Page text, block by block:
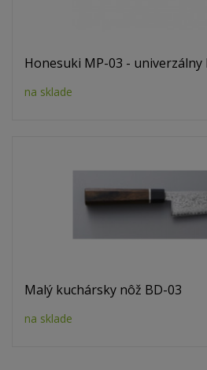
Honesuki MP-03 - univerzálny
na sklade
Malý kuchársky nôž BD-03
na sklade